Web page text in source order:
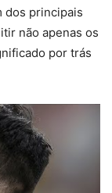
dos principais
não apenas os
por trás